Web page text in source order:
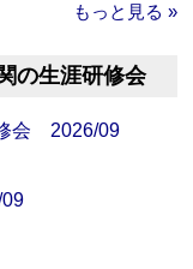
もっと見る »
の生涯研修会
会 2026/09